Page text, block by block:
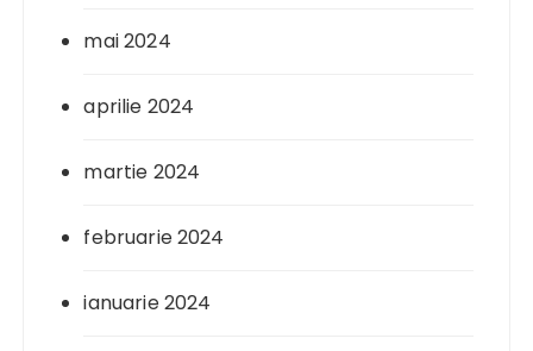
mai 2024
aprilie 2024
martie 2024
februarie 2024
ianuarie 2024